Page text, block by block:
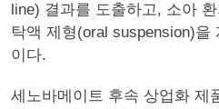
line) 결과를 도출하고, 소아
탁액 제형(oral suspension)을
이다.
세노바메이트 후속 상업화 제